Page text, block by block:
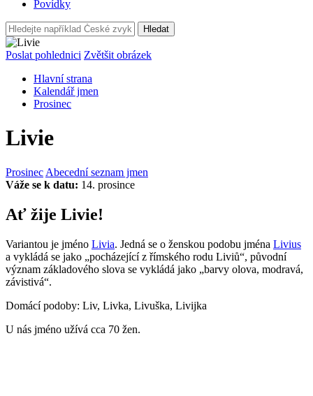
Povídky
Hledat
Poslat pohlednici Zvětšit obrázek
Hlavní strana
Kalendář jmen
Prosinec
Livie
Prosinec Abecední seznam jmen
Váže se k datu: 14. prosince
Ať žije Livie!
Variantou je jméno Livia. Jedná se o ženskou podobu jména Livius
a vykládá se jako „pocházející z římského rodu Liviů“, původní
význam základového slova se vykládá jako „barvy olova, modravá,
závistivá“.
Domácí podoby: Liv, Livka, Livuška, Livijka
U nás jméno užívá cca 70 žen.